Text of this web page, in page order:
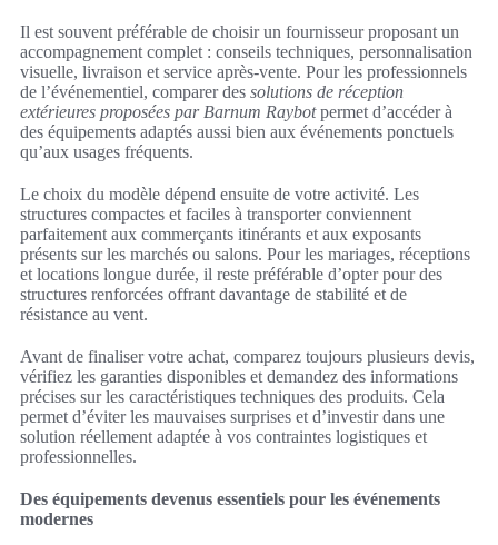
Il est souvent préférable de choisir un fournisseur proposant un
accompagnement complet : conseils techniques, personnalisation
visuelle, livraison et service après-vente. Pour les professionnels
de l’événementiel, comparer des solutions de réception
extérieures proposées par Barnum Raybotpermet d’accéder à
des équipements adaptés aussi bien aux événements ponctuels
qu’aux usages fréquents.
Le choix du modèle dépend ensuite de votre activité. Les
structures compactes et faciles à transporter conviennent
parfaitement aux commerçants itinérants et aux exposants
présents sur les marchés ou salons. Pour les mariages, réceptions
et locations longue durée, il reste préférable d’opter pour des
structures renforcées offrant davantage de stabilité et de
résistance au vent.
Avant de finaliser votre achat, comparez toujours plusieurs devis,
vérifiez les garanties disponibles et demandez des informations
précises sur les caractéristiques techniques des produits. Cela
permet d’éviter les mauvaises surprises et d’investir dans une
solution réellement adaptée à vos contraintes logistiques et
professionnelles.
Des équipements devenus essentiels pour les événements
modernes